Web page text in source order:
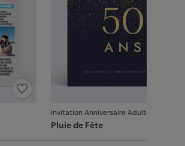
Invitation Anniversaire Adulte
Pluie de Fête